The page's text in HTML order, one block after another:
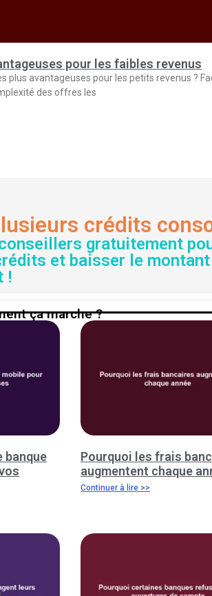
pour les faibles revenus
plus avantageuses pour les petits revenus ?
des offres les
crédits
gratuitement
et baisser le
!
ça marche ?
banque
Pourquoi les frais
augmentent chaque
Continuer à lire >>